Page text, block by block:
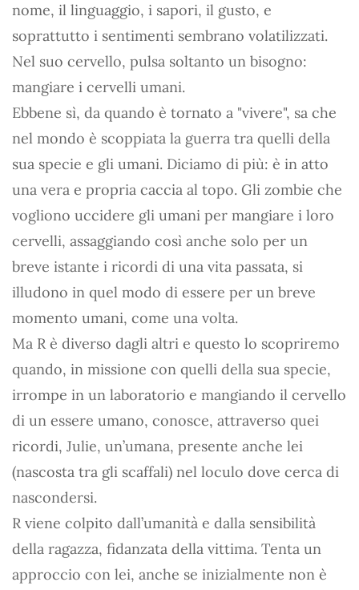
nome, il linguaggio, i sapori, il gusto, e
soprattutto i sentimenti sembrano volatilizzati.
Nel suo cervello, pulsa soltanto un bisogno:
mangiare i cervelli umani.
Ebbene sì, da quando è tornato a "vivere", sa che
nel mondo è scoppiata la guerra tra quelli della
sua specie e gli umani. Diciamo di più: è in atto
una vera e propria caccia al topo. Gli zombie che
vogliono uccidere gli umani per mangiare i loro
cervelli, assaggiando così anche solo per un
breve istante i ricordi di una vita passata, si
illudono in quel modo di essere per un breve
momento umani, come una volta.
Ma R è diverso dagli altri e questo lo scopriremo
quando, in missione con quelli della sua specie,
irrompe in un laboratorio e mangiando il cervello
di un essere umano, conosce, attraverso quei
ricordi, Julie, un’umana, presente anche lei
(nascosta tra gli scaffali) nel loculo dove cerca di
nascondersi.
R viene colpito dall’umanità e dalla sensibilità
della ragazza, fidanzata della vittima. Tenta un
approccio con lei, anche se inizialmente non è